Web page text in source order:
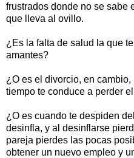
frustrados donde no se sabe
que lleva al ovillo.
¿Es la falta de salud la que
amantes?
¿O es el divorcio, en
tiempo te conduce a perder
¿O es cuando te despiden
desinfla, y al desinflarse
pareja pierdes las pocas
obtener un nuevo empleo y